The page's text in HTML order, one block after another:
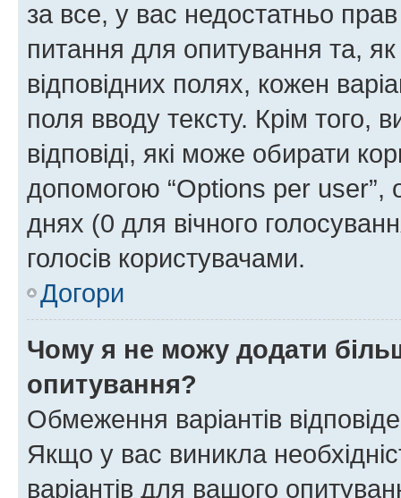
за все, у вас недостатньо
питання для опитування та, як
відповідних полях, кожен
поля вводу тексту. Крім того,
відповіді, які може обирати
допомогою “Options per user”,
днях (0 для вічного
голосів користувачами.
Догори
Чому я не можу додати
опитування?
Обмеження варіантів
Якщо у вас виникла
варіантів для вашого